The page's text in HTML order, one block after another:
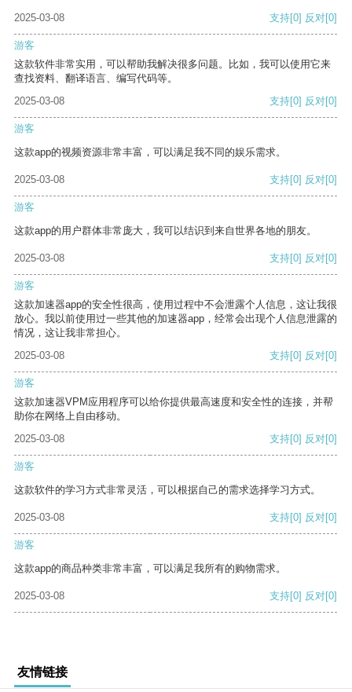
2025-03-08 支持[0] 反对[0]
游客
这款软件非常实用，可以帮助我解决很多问题。比如，我可以使用它来
查找资料、翻译语言、编写代码等。
2025-03-08
支持[0] 反对[0]
游客
这款app的视频资源非常丰富，可以满足我不同的娱乐需求。
2025-03-08 支持[0] 反对[0]
游客
这款app的用户群体非常庞大，我可以结识到来自世界各地的朋友。
2025-03-08 支持[0] 反对[0]
游客
这款加速器app的安全性很高，使用过程中不会泄露个人信息，这让我很
放心。我以前使用过一些其他的加速器app，经常会出现个人信息泄露的
情况，这让我非常担心。
2025-03-08
支持[0] 反对[0]
游客
这款加速器VPM应用程序可以给你提供最高速度和安全性的连接，并帮
助你在网络上自由移动。
2025-03-08
支持[0] 反对[0]
游客
这款软件的学习方式非常灵活，可以根据自己的需求选择学习方式。
2025-03-08 支持[0] 反对[0]
游客
这款app的商品种类非常丰富，可以满足我所有的购物需求。
2025-03-08 支持[0] 反对[0]
友情链接